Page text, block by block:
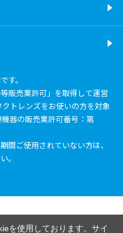
す。
販売業許可」を取得して運営
トレンズをお使いの方を対象
器の販売業許可番号：第
間ご使用されていない方は、
。
を使用しております。サイ